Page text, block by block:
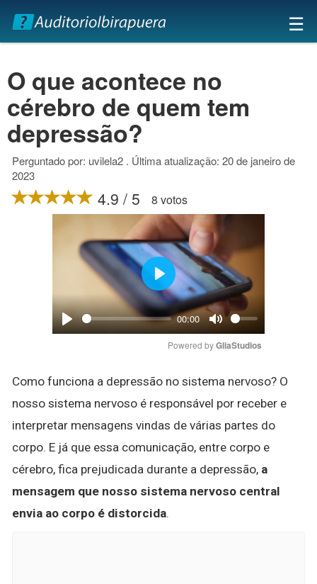
×
☰
O que acontece no
cérebro de quem tem
depressão?
Perguntado por: uvilela2 . Última atualização: 20 de janeiro de
2023
4.9 / 5 8 votos
Play
00:00
Mute
Play
Powered by GliaStudios
Como funciona a depressão no sistema nervoso? O
nosso sistema nervoso é responsável por receber e
interpretar mensagens vindas de várias partes do
corpo. E já que essa comunicação, entre corpo e
cérebro, fica prejudicada durante a depressão, a
mensagem que nosso sistema nervoso central
envia ao corpo é distorcida.